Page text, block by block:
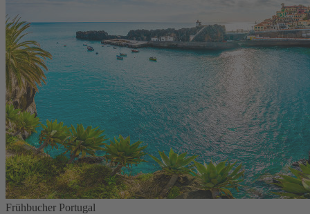
Frühbucher Portugal